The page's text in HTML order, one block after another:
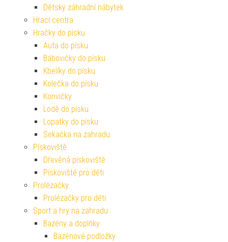
Dětský záhradní nábytek
Hrací centra
Hračky do písku
Auta do písku
Bábovičky do písku
Kbelíky do písku
Kolečka do písku
Konvičky
Lodě do písku
Lopatky do písku
Sekačka na zahradu
Pískoviště
Dřevěná pískoviště
Pískoviště pro děti
Prolézačky
Prolézačky pro děti
Sport a hry na zahradu
Bazény a doplňky
Bazénové podložky